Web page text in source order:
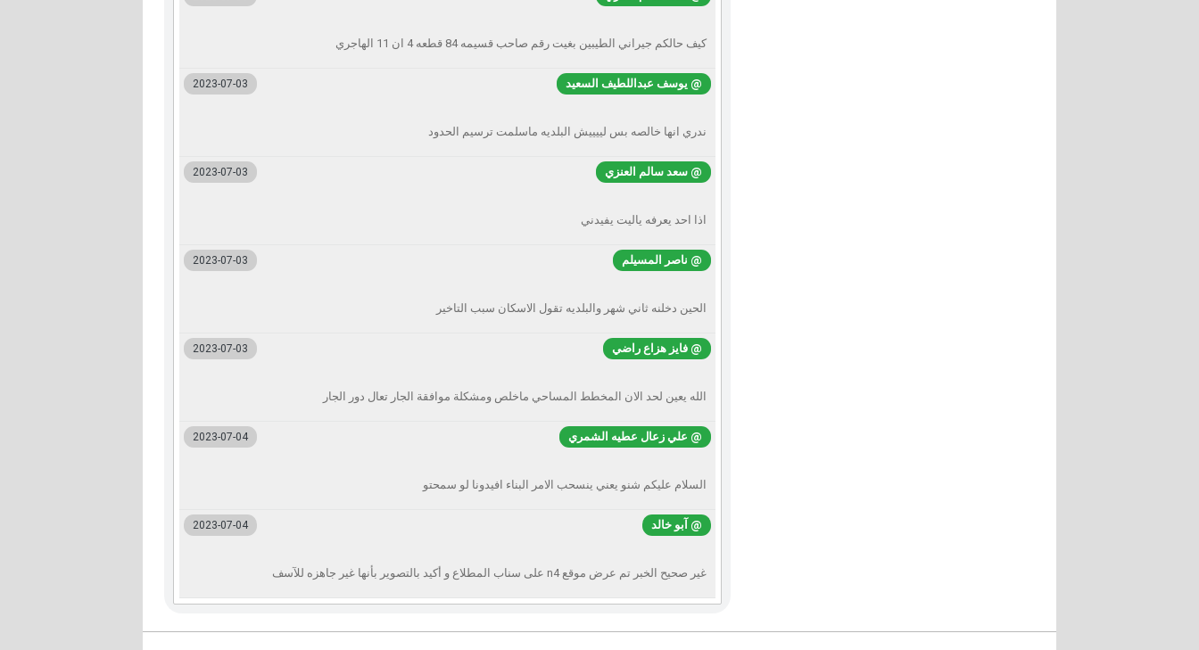
كيف حالكم جيراني الطيبين بغيت رقم صاحب قسيمه 84 قطعه 4 ان 11 الهاجري
@ يوسف عبداللطيف السعيد 2023-07-03
ندري انها خالصه بس لييييش البلديه ماسلمت ترسيم الحدود
@ سعد سالم العنزي 2023-07-03
اذا احد يعرفه ياليت يفيدني
@ ناصر المسيلم 2023-07-03
الحين دخلنه ثاني شهر والبلديه تقول الاسكان سبب التاخير
@ فايز هزاع راضي 2023-07-03
الله يعين لحد الان المخطط المساحي ماخلص ومشكلة موافقة الجار تعال دور الجار
@ علي زعال عطيه الشمري 2023-07-04
السلام عليكم شنو يعني ينسحب الامر البناء افيدونا لو سمحتو
@ آبو خالد 2023-07-04
غير صحيح الخبر تم عرض موقع n4 على سناب المطلاع و أكيد بالتصوير بأنها غير جاهزه للآسف